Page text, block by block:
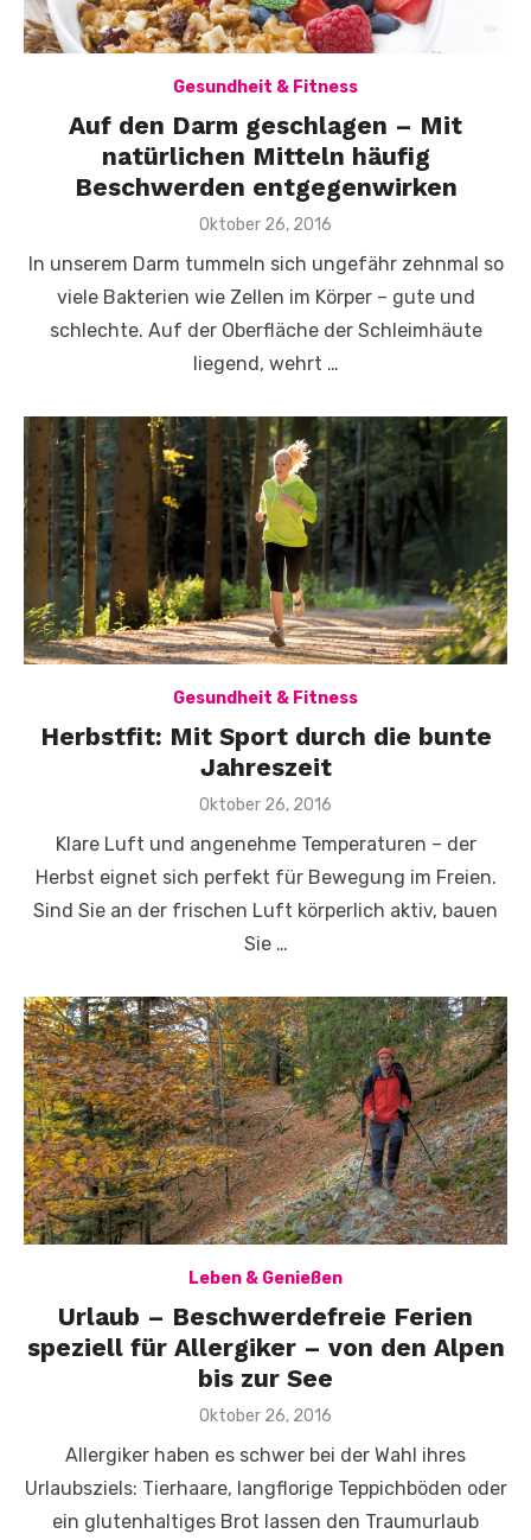
Gesundheit & Fitness
Auf den Darm geschlagen – Mit
natürlichen Mitteln häufig
Beschwerden entgegenwirken
Veröffentlicht
Oktober 26, 2016
In unserem Darm tummeln sich ungefähr zehnmal so
viele Bakterien wie Zellen im Körper – gute und
schlechte. Auf der Oberfläche der Schleimhäute
liegend, wehrt …
Gesundheit & Fitness
Herbstfit: Mit Sport durch die bunte
Jahreszeit
Veröffentlicht
Oktober 26, 2016
Klare Luft und angenehme Temperaturen – der
Herbst eignet sich perfekt für Bewegung im Freien.
Sind Sie an der frischen Luft körperlich aktiv, bauen
Sie …
Leben & Genießen
Urlaub – Beschwerdefreie Ferien
speziell für Allergiker – von den Alpen
bis zur See
Veröffentlicht
Oktober 26, 2016
Allergiker haben es schwer bei der Wahl ihres
Urlaubsziels: Tierhaare, langflorige Teppichböden oder
ein glutenhaltiges Brot lassen den Traumurlaub